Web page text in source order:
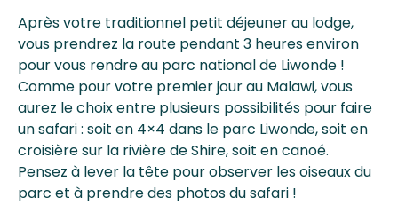
Après votre traditionnel petit déjeuner au lodge,
vous prendrez la route pendant 3 heures environ
pour vous rendre au parc national de Liwonde !
Comme pour votre premier jour au Malawi, vous
aurez le choix entre plusieurs possibilités pour faire
un safari : soit en 4×4 dans le parc Liwonde, soit en
croisière sur la rivière de Shire, soit en canoé.
Pensez à lever la tête pour observer les oiseaux du
parc et à prendre des photos du safari !